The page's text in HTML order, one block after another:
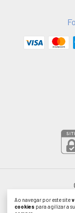
Ao navegar por este site
cookies para agilizar a